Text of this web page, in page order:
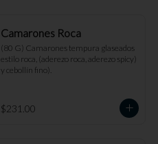
Camarones Roca
(80 G) Camarones tempura glaseados
estilo roca, (aderezo roca, aderezo spicy)
y cebollín fino).
$231.00